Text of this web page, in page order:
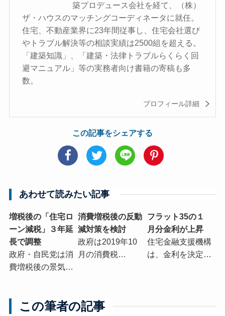
築プロデュース会社を経て、（株）
ザ・ハウスのマッチングコーディネータに就任。
住宅、不動産業界に23年間従事し、住宅会社選び
やトラブル解決等の相談実績は2500組を超える。
「建築知識」、「建築・法律トラブルらくらく回
避マニュアル」等の実務者向け書籍の寄稿も多
数。
プロフィール詳細
この記事をシェアする
あわせて読みたい記事
増税後の「住宅ロ
ーン減税」３年延
長で調整
政府・自民党は消
費増税後の景気…
消費増税後の反動
減対策を検討
政府は2019年10
月の消費税…
フラット35の１
月分金利が上昇
住宅金融支援機構
は、金利を決定…
この筆者の記事